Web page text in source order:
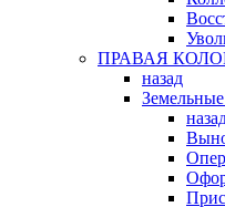
ПРАВАЯ
назад